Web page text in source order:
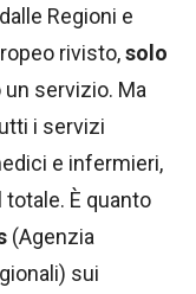
Regioni e
rivisto,solo
servizio. Ma
i servizi
e infermieri,
totale. È quanto
(Agenzia
sui